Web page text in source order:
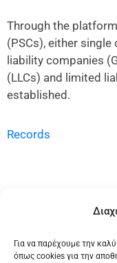
Για να παρέχουμε την
όπως cookies για την
Through the
(PSCs), either
liability companies
(LLCs) and limited
established.
Records